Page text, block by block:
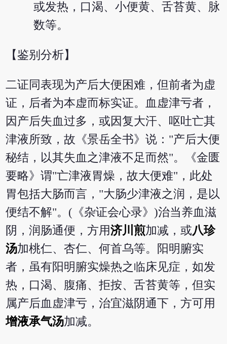
或发热，口渴、小便黄、舌苔黄、脉
数等。
【鉴别分析】
二证同表现为产后大便困难，但前者为虚
证，后者为本虚而标实证。血虚津亏者，
因产后失血过多，或因复大汗、呕吐亡其
津液所致，故《景岳全书》说："产后大便
秘结，以其失血之津液不足而然"。《金匮
要略》谓"亡津液胃燥，故大便难"，此处
胃包括大肠而言，"大肠少津液之润，是以
便结不解"。(《杂证会心录》)治当养血滋
阴，润肠通便，方用济川煎加减，或八珍
汤加桃仁、杏仁、何首乌等。阳明腑实
者，虽有阳明腑实燥热之临床见症，如发
热，口渴、腹痛、拒按、舌苔黄等，但实
属产后血虚津亏，治宜滋阴通下，方可用
增液承气汤加减。